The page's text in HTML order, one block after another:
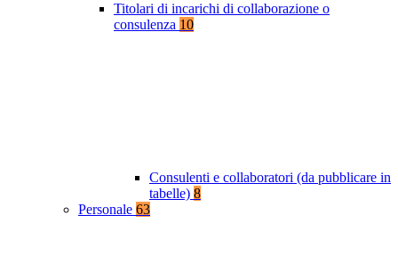
Titolari di incarichi di collaborazione o
consulenza 10
Consulenti e collaboratori (da pubblicare in
tabelle) 8
Personale 63